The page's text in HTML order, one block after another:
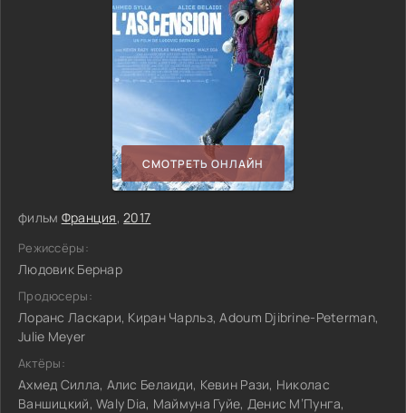
СМОТРЕТЬ ОНЛАЙН
фильм Франция,2017
Режиссёры:
Людовик Бернар
Продюсеры:
Лоранс Ласкари, Киран Чарльз, Adoum Djibrine-Peterman,
Julie Meyer
Актёры:
Ахмед Силла, Алис Белаиди, Кевин Рази, Николас
Ваншицкий, Waly Dia, Маймуна Гуйе, Денис М’Пунга,